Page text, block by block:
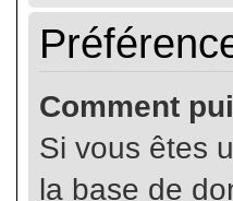
Comment
Si vous êtes
la base de